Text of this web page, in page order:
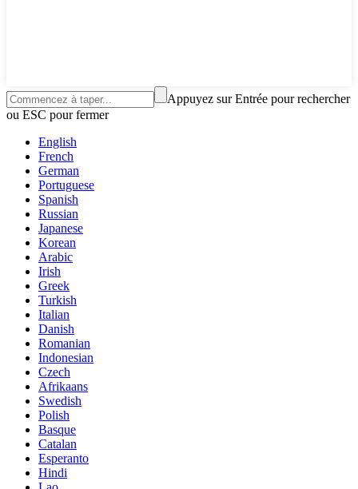
Appuyez sur Entrée pour rechercher
ou ESC pour fermer
English
French
German
Portuguese
Spanish
Russian
Japanese
Korean
Arabic
Irish
Greek
Turkish
Italian
Danish
Romanian
Indonesian
Czech
Afrikaans
Swedish
Polish
Basque
Catalan
Esperanto
Hindi